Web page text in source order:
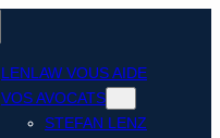
LENLAW VOUS AIDE
VOS AVOCATS
STEFAN LENZ